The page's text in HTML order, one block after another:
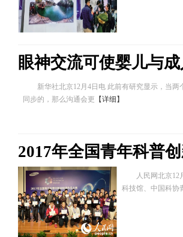
眼神交流可使婴儿与
新华社北京12月4日电 此前有研究显示，当两
同步的，那么沟通会更 【详细】
2017年全国青年科普
人民网北京12月
科技馆、中国科协